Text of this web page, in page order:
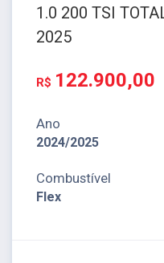
1.0 200 TSI
2025
R$ 122.900,00
Ano
2024/2025
Combustível
Flex